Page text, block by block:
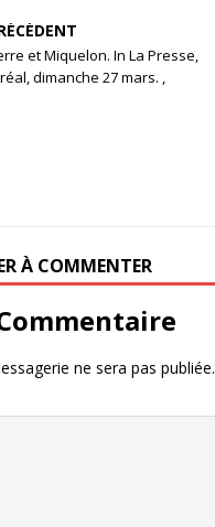
et Miquelon. In La Presse,
dimanche 27 mars. ,
À COMMENTER
ne sera pas publiée.